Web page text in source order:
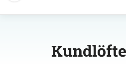
Kundlöfte